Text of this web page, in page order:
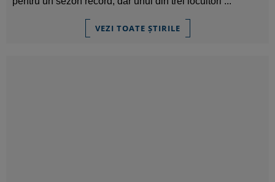
VEZI TOATE ȘTIRILE